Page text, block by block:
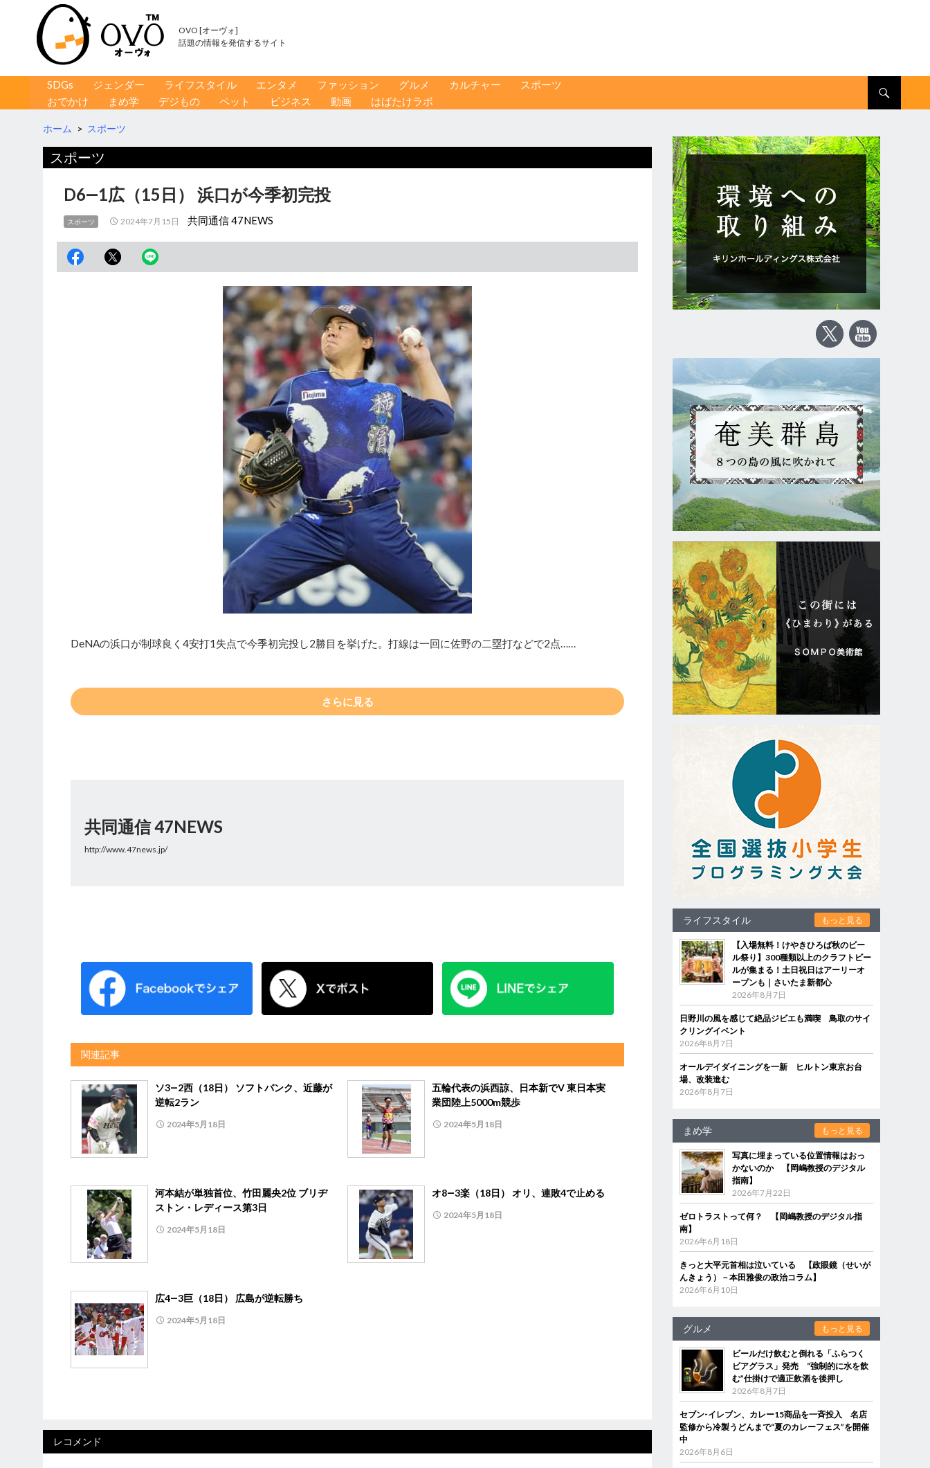
OVO [オーヴォ]
話題の情報を発信するサイト
コンテンツへ移動
SDGs ジェンダー ライフスタイル エンタメ ファッション グルメ カルチャー
スポーツ
おでかけ
まめ学 デジもの ペット ビジネス 動画 はばたけラボ
ホーム > スポーツ
スポーツ
D6―1広（15日） 浜口が今季初完投
スポーツ 2024年7月15日 共同通信 47NEWS
DeNAの浜口が制球良く4安打1失点で今季初完投し2勝目を挙げた。打線は一回に佐野の二塁打などで2点……
さらに見る
共同通信 47NEWS
http://www.47news.jp/
関連記事
ソ3―2西（18日） ソフトバンク、近藤が
逆転2ラン
2024年5月18日
五輪代表の浜西諒、日本新でV 東日本実
業団陸上5000m競歩
2024年5月18日
河本結が単独首位、竹田麗央2位 ブリヂ
ストン・レディース第3日
2024年5月18日
オ8―3楽（18日） オリ、連敗4で止める
2024年5月18日
広4―3巨（18日） 広島が逆転勝ち
2024年5月18日
レコメンド
ライフスタイル もっと見る
【入場無料！けやきひろば秋のビー
ル祭り】300種類以上のクラフトビー
ルが集まる！土日祝日はアーリーオ
ープンも｜さいたま新都心
2026年8月7日
日野川の風を感じて絶品ジビエも満喫 鳥取のサイ
クリングイベント
2026年8月7日
オールデイダイニングを一新 ヒルトン東京お台
場、改装進む
2026年8月7日
まめ学 もっと見る
写真に埋まっている位置情報はおっ
かないのか 【岡嶋教授のデジタル
指南】
2026年7月22日
ゼロトラストって何？ 【岡嶋教授のデジタル指
南】
2026年6月18日
きっと大平元首相は泣いている 【政眼鏡（せいが
んきょう）－本田雅俊の政治コラム】
2026年6月10日
グルメ もっと見る
ビールだけ飲むと倒れる「ふらつく
ビアグラス」発売 “強制的に水を飲
む”仕掛けで適正飲酒を後押し
2026年8月7日
セブン‐イレブン、カレー15商品を一斉投入 名店
監修から冷製うどんまで“夏のカレーフェス”を開催
中
2026年8月6日